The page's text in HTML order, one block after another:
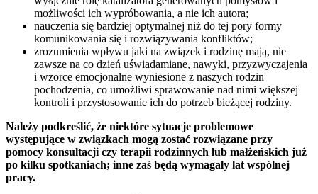
możliwości ich wypróbowania, a nie ich autora;
nauczenia się bardziej optymalnej niż do tej pory formy
komunikowania się i rozwiązywania konfliktów;
zrozumienia wpływu jaki na związek i rodzinę mają, nie
zawsze na co dzień uświadamiane, nawyki, przyzwyczajenia
i wzorce emocjonalne wyniesione z naszych rodzin
pochodzenia, co umożliwi sprawowanie nad nimi większej
kontroli i przystosowanie ich do potrzeb bieżącej rodziny.
Należy podkreślić, że niektóre sytuacje problemowe
występujące w związkach mogą zostać rozwiązane przy
pomocy konsultacji czy terapii rodzinnych lub małżeńskich już
po kilku spotkaniach; inne zaś będą wymagały lat wspólnej
pracy.